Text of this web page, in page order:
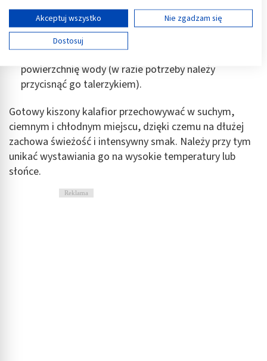
Zakręcić lekko słoik (aby umożliwić odpływ
powietrza podczas fermentacji) i odstawić w
zacienione miejsce na 3-5 dni. Co 1-2 dni warto
sprawdzać, czy kalafior nie wypłynął ponad
powierzchnię wody (w razie potrzeby należy
przycisnąć go talerzykiem).
Gotowy kiszony kalafior przechowywać w suchym,
ciemnym i chłodnym miejscu, dzięki czemu na dłużej
zachowa świeżość i intensywny smak. Należy przy tym
unikać wystawiania go na wysokie temperatury lub
słońce.
Reklama
Wyświetl listę partnerów (11 dostawców IAB)
Używamy Twoich danych w następujących celach:
Cele przetwarzania IAB:
Przechowywanie informacji na urządzeniu lub
dostęp do nich
wyboru reklam
Tworzenie profili w celu spersonalizowanych
reklam
Wykorzystanie profili do wyboru
Akceptuj wszystko
Nie zgadzam się
Dostosuj